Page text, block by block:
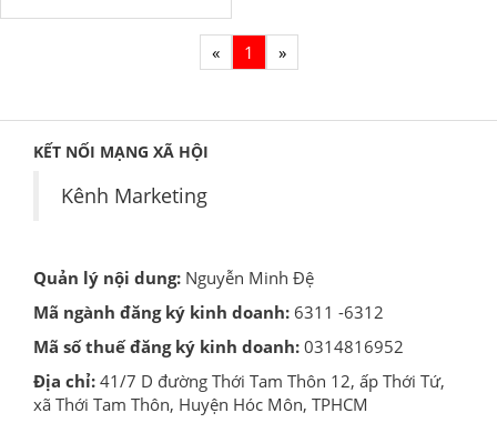
« 1 »
KẾT NỐI MẠNG XÃ HỘI
Kênh Marketing
Quản lý nội dung: Nguyễn Minh Đệ
Mã ngành đăng ký kinh doanh: 6311 -6312
Mã số thuế đăng ký kinh doanh: 0314816952
Địa chỉ: 41/7 D đường Thới Tam Thôn 12, ấp Thới Tứ,
xã Thới Tam Thôn, Huyện Hóc Môn, TPHCM